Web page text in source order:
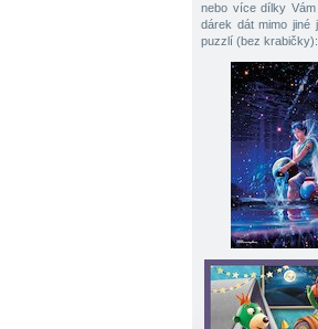
nebo více dílky
dárek dát mimo jiné
puzzlí (bez krabičky):